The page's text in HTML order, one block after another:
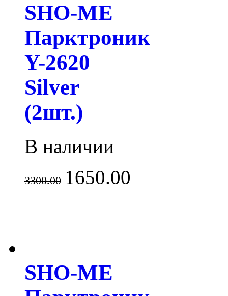
SHO-ME
Парктроник
Y-2620
Silver
(2шт.)
В наличии
3300.00 1650.00
SHO-ME